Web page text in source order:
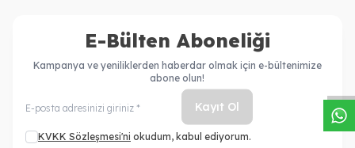
E-Bülten Aboneliği
Kampanya ve yeniliklerden haberdar olmak için e-bültenimize
abone olun!
Kayıt Ol
KVKK Sözleşmesi'ni okudum, kabul ediyorum.